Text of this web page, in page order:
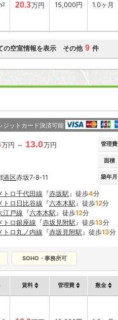
2 20.3万円 15,000円 1.0ヶ月
の空室情報を表示 その他 9 件
ジットカード決済可能
万円 ～ 13.0万円 管理費
面積
港区赤坂7‐8‐11 築年月
トロ千代田線 『赤坂駅 』徒歩4分
トロ日比谷線 『六本木駅 』徒歩12分
江戸線 『六本木駅 』徒歩12分
トロ銀座線 『赤坂見附駅 』徒歩13分
トロ丸ノ内線 『赤坂見附駅 』徒歩13分
SOHO・事務所可
賃料 管理費 敷金